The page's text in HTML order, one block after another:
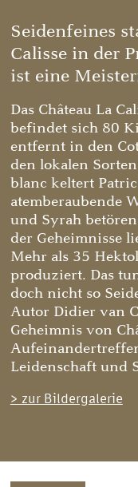
Seidenfeines
Calisse in der
ist eine
Das Château La
befindet sich 80
entfernt in den
den lokalen
blanc keltert
atemberaubende
und Syrah
der Geheimnisse
Mehr als 35
produziert. Das
doch nicht so
Autor Didier van
Geheimnis von
Leidenschaft und
> zur Bildergalerie